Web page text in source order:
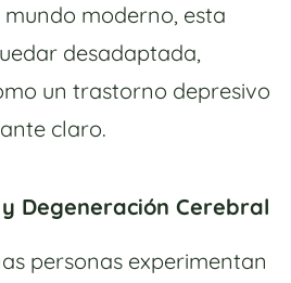
moderno, esta
desadaptada,
un trastorno depresivo
claro.
Degeneración Cerebral
personas experimentan